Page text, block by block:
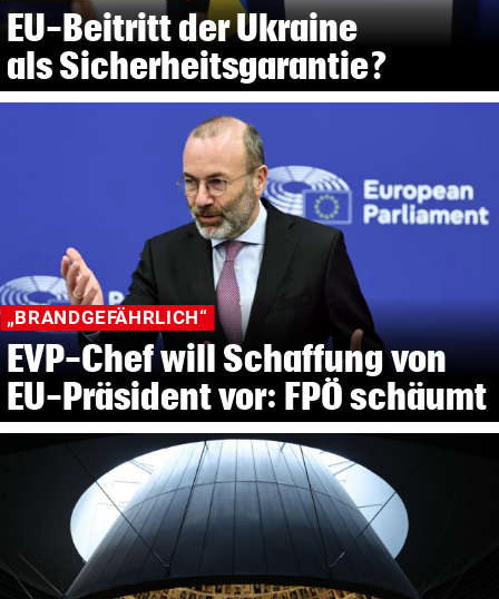
EU-Beitritt der Ukraine
als Sicherheitsgarantie?
„BRANDGEFÄHRLICH“
EVP-Chef will Schaffung von
EU-Präsident vor: FPÖ schäumt